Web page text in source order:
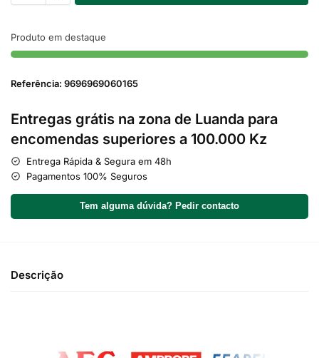
Produto em destaque
Referência: 9696969060165
Entregas grátis na zona de Luanda para
encomendas superiores a 100.000 Kz
Entrega Rápida & Segura em 48h
Pagamentos 100% Seguros
Tem alguma dúvida? Pedir contacto
Descrição